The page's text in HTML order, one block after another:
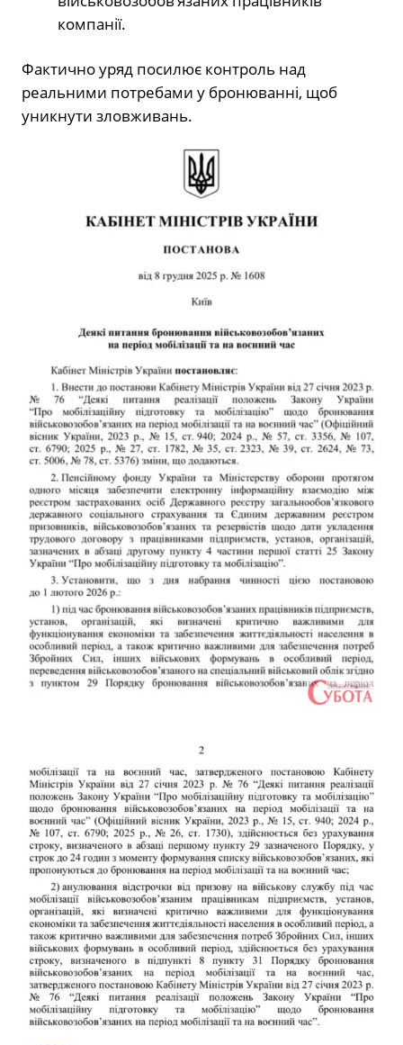
компанії.
Фактично уряд посилює контроль над
реальними потребами у бронюванні, щоб
уникнути зловживань.